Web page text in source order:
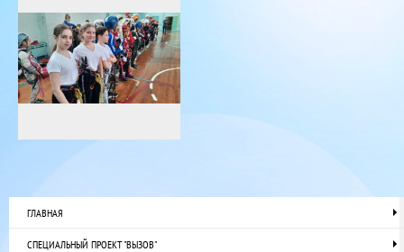
ГЛАВНАЯ
СПЕЦИАЛЬНЫЙ ПРОЕКТ "ВЫЗОВ"